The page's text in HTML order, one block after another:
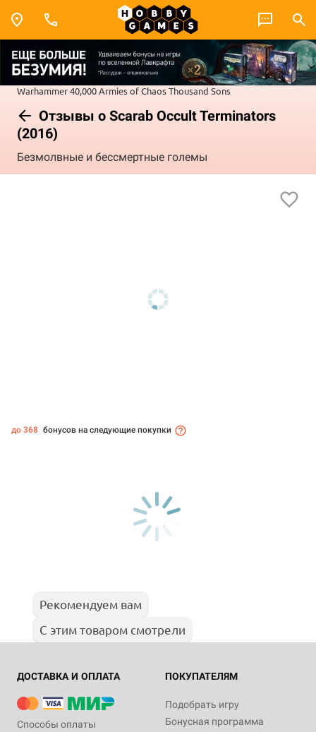
Warhammer 40,000Armies of ChaosThousand Sons
Отзывы о Scarab Occult Terminators
(2016)
Безмолвные и бессмертные големы
до 368 бонусов на следующие покупки
Рекомендуем вам
С этим товаром смотрели
ДОСТАВКА И ОПЛАТА
Способы оплаты
ПОКУПАТЕЛЯМ
Подобрать игру
Бонусная программа